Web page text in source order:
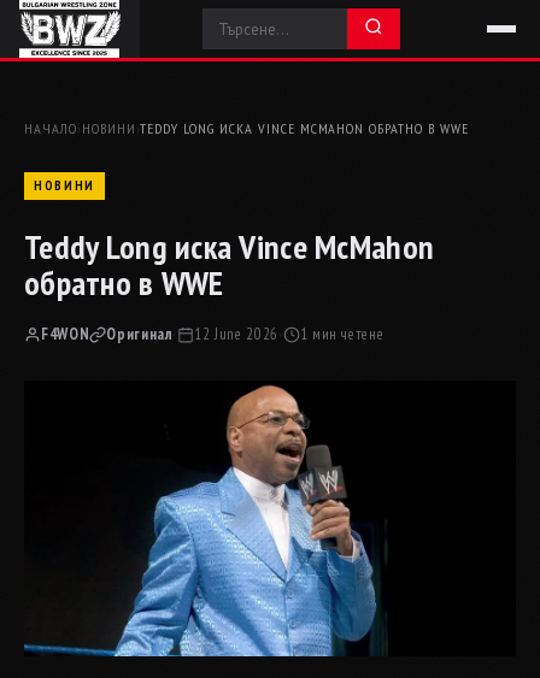
НАЧАЛО› НОВИНИ ›TEDDY LONG ИСКА VINCE MCMAHON ОБРАТНО В WWE
НОВИНИ
Teddy Long иска Vince McMahon
обратно в WWE
F4WON Оригинал· 12 June 2026· 1 мин четене